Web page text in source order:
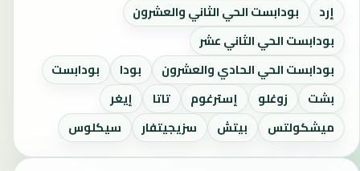
إرد
بودابست الحي الثاني والعشرون
بودابست الحي الثاني عشر
بودابست الحي الحادي والعشرون
بودا
بودابست
بشت
زوغلو إسترغوم تاتا
إيغر
ميشكولتس
بيتش سزيجيتفار سيكلوس